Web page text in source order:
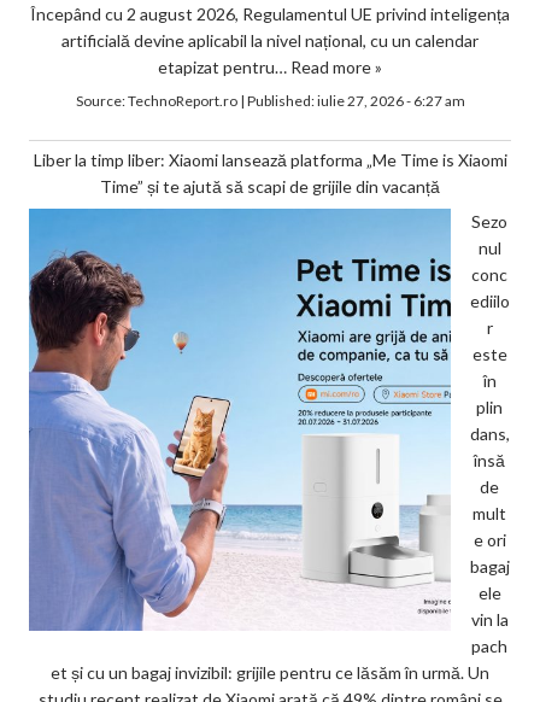
Începând cu 2 august 2026, Regulamentul UE privind inteligența
artificială devine aplicabil la nivel național, cu un calendar
etapizat pentru… Read more »
Source:TechnoReport.ro| Published:iulie 27, 2026 - 6:27 am
Liber la timp liber: Xiaomi lansează platforma „Me Time is Xiaomi
Time” și te ajută să scapi de grijile din vacanță
Sezo
nul
conc
ediilo
r
este
în
plin
dans,
însă
de
mult
e ori
bagaj
ele
vin la
pach
et și cu un bagaj invizibil: grijile pentru ce lăsăm în urmă. Un